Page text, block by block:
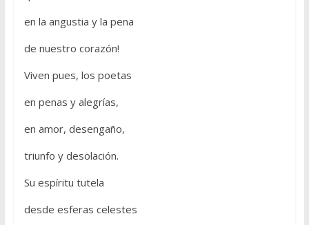
en la angustia y la pena
de nuestro corazón!
Viven pues, los poetas
en penas y alegrías,
en amor, desengaño,
triunfo y desolación.
Su espíritu tutela
desde esferas celestes